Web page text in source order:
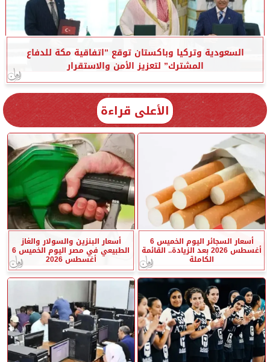
السعودية وتركيا وباكستان توقع ”اتفاقية مكة للدفاع
المشترك” لتعزيز الأمن والاستقرار
الأعلى قراءة
أسعار السجائر اليوم الخميس 6
أغسطس 2026 بعد الزيادة.. القائمة
الكاملة
أسعار البنزين والسولار والغاز
الطبيعي في مصر اليوم الخميس 6
أغسطس 2026